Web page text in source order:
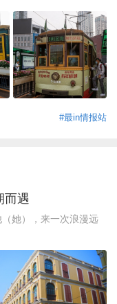
#最in情报站
而遇
她），来一次浪漫远